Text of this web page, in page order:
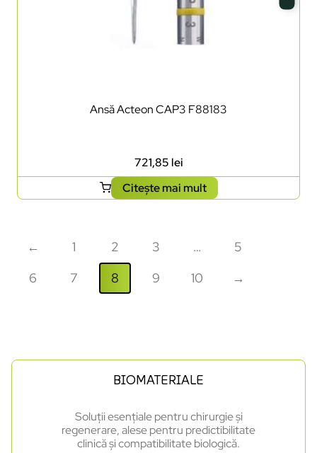
Ansă Acteon CAP3 F88183
721,85 lei
Citește mai mult
← 1 2 3 …
5
6
7 8 9 10 →
BIOMATERIALE
Soluții esențiale pentru chirurgie și
regenerare, alese pentru predictibilitate
clinică și compatibilitate biologică.